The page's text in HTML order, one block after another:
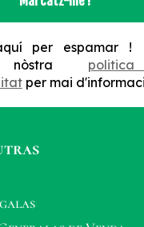
per espamar !
nòstra
per mai